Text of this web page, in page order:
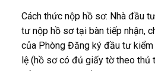
Cách thức nộp hồ sơ: Nhà đầu
tư nộp hồ sơ tại bàn tiếp nhận,
của Phòng Đăng ký đầu tư
lệ (hồ sơ có đủ giấy tờ theo thủ